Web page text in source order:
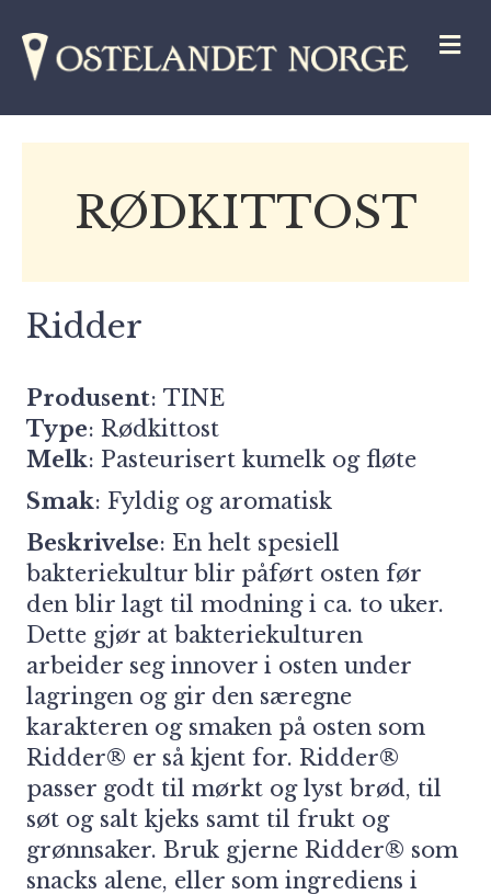
RØDKITTOST
Ridder
Produsent: TINE
Type: Rødkittost
Melk: Pasteurisert kumelk og fløte
Smak: Fyldig og aromatisk
Beskrivelse: En helt spesiell
bakteriekultur blir påført osten før
den blir lagt til modning i ca. to uker.
Dette gjør at bakteriekulturen
arbeider seg innover i osten under
lagringen og gir den særegne
karakteren og smaken på osten som
Ridder® er så kjent for. Ridder®
passer godt til mørkt og lyst brød, til
søt og salt kjeks samt til frukt og
grønnsaker. Bruk gjerne Ridder® som
snacks alene, eller som ingrediens i